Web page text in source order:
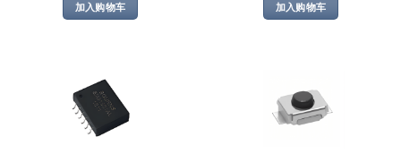
加入购物车 加入购物车